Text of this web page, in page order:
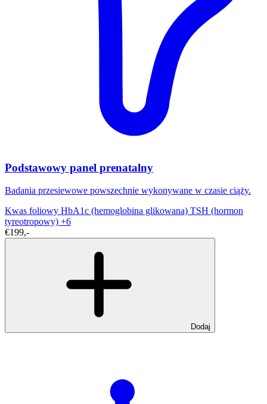
Podstawowy panel prenatalny
Badania przesiewowe powszechnie wykonywane w czasie ciąży.
Kwas foliowy HbA1c (hemoglobina glikowana) TSH (hormon
tyreotropowy) +6
€199,-
Dodaj